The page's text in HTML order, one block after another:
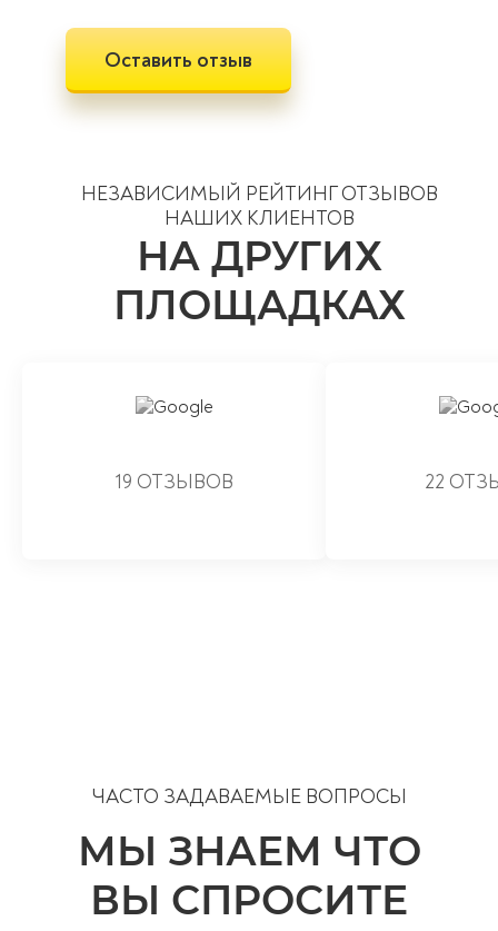
Оставить отзыв
НЕЗАВИСИМЫЙ РЕЙТИНГ ОТЗЫВОВ
НАШИХ КЛИЕНТОВ
НА ДРУГИХ
ПЛОЩАДКАХ
19 ОТЗЫВОВ 22
ЧАСТО ЗАДАВАЕМЫЕ ВОПРОСЫ
МЫ ЗНАЕМ ЧТО
ВЫ СПРОСИТЕ